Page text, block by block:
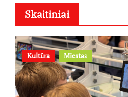
Skaitiniai
Kultūra Miestas